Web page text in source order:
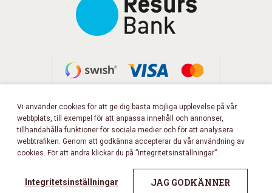
FÖLJ OSS PÅ FACEBOOK!
Vi använder cookies för att ge dig bästa möjliga upplevelse på vår
webbplats, till exempel för att anpassa innehåll och annonser,
tillhandahålla funktioner för sociala medier och för att analysera
webbtrafiken. Genom att godkänna accepterar du vår användning av
cookies. För att ändra klickar du på ”integritetsinställningar”.
Integritetsinställningar JAG GODKÄNNER